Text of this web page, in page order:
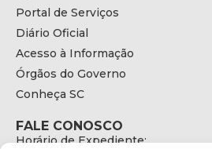
Portal de Serviços
Diário Oficial
Acesso à Informação
Órgãos do Governo
Conheça SC
FALE CONOSCO
Horário de Expediente: